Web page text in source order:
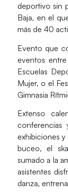
deportivo sin
Baja, en el
más de 40
Evento que
eventos
Escuelas
Mujer, o el
Gimnasia
Extenso
conferencias
exhibiciones y
buceo, el
sumado a la
asistentes
danza,